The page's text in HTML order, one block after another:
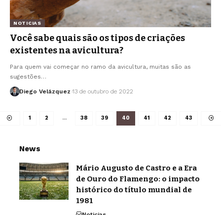
NOTICIAS
Você sabe quais são os tipos de criações
existentes na avicultura?
Para quem vai começar no ramo da avicultura, muitas são as
sugestões…
Diego Velázquez 13 de outubro de 2022
1 2 … 38 39 40 41 42 43
News
Mário Augusto de Castro e a Era
de Ouro do Flamengo: o impacto
histórico do título mundial de
1981